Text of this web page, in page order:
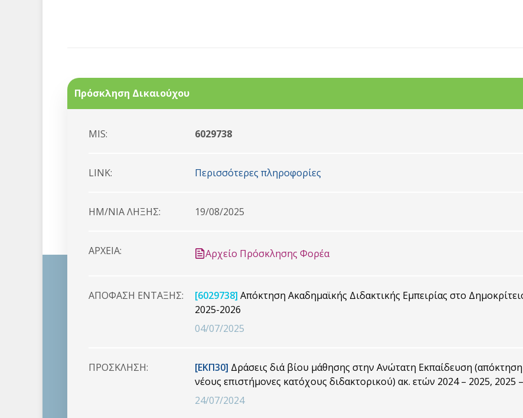
Πρόσκληση Δικαιούχου
MIS: 6029738
LINK: Περισσότερες πληροφορίες
HM/NIA ΛΗΞΗΣ: 19/08/2025
ΑΡΧΕΙΑ: Αρχείο Πρόσκλησης Φορέα
ΑΠΟΦΑΣΗ ΕΝΤΑΞΗΣ: [6029738] Απόκτηση Ακαδημαϊκής Διδακτικής Εμπειρίας στο
2025-2026
04/07/2025
ΠΡΟΣΚΛΗΣΗ: [ΕΚΠ30] Δράσεις διά βίου μάθησης στην Ανώτατη Εκπαίδευση (απόκτηση
νέους επιστήμονες κατόχους διδακτορικού) ακ. ετών 2024 – 2025, 2025
24/07/2024